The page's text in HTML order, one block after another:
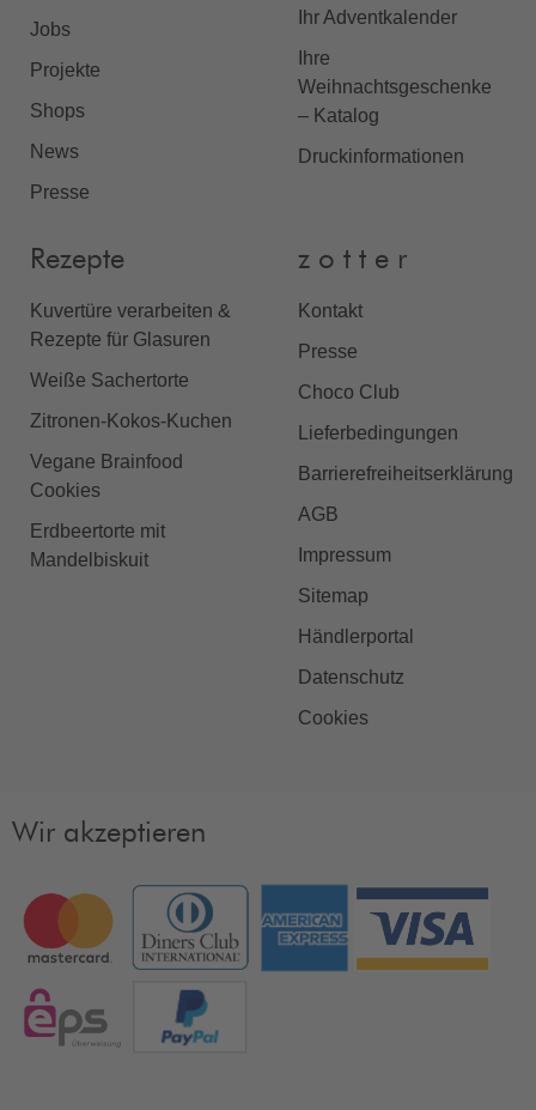
Jobs
Projekte
Shops
News
Presse
Ihr Adventkalender
Ihre
Weihnachtsgeschenke
– Katalog
Druckinformationen
Rezepte
Kuvertüre verarbeiten &
Rezepte für Glasuren
Weiße Sachertorte
Zitronen-Kokos-Kuchen
Vegane Brainfood
Cookies
Erdbeertorte mit
Mandelbiskuit
z o t t e r
Kontakt
Presse
Choco Club
Lieferbedingungen
Barrierefreiheitserklärung
AGB
Impressum
Sitemap
Händlerportal
Datenschutz
Cookies
Wir akzeptieren